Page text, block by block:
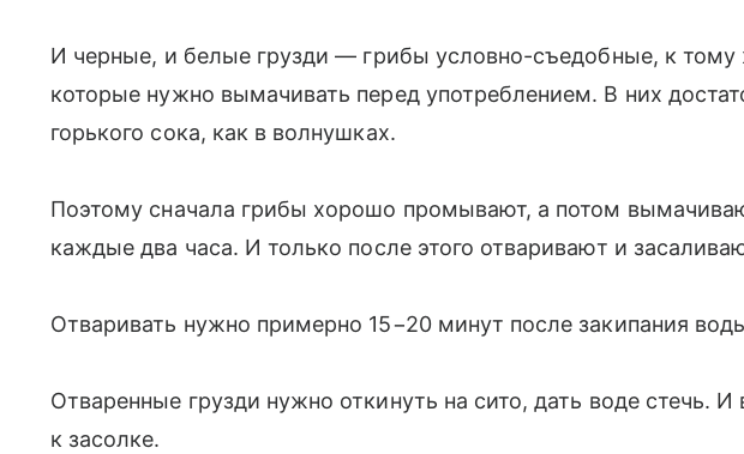
И черные, и белые грузди — грибы условно-съедобные, к тому
которые нужно вымачивать перед употреблением. В них
горького сока, как в волнушках.
Поэтому сначала грибы хорошо промывают, а потом
каждые два часа. И только после этого отваривают и
Отваривать нужно примерно 15−20 минут после закипания
Отваренные грузди нужно откинуть на сито, дать воде стечь. И
к засолке.